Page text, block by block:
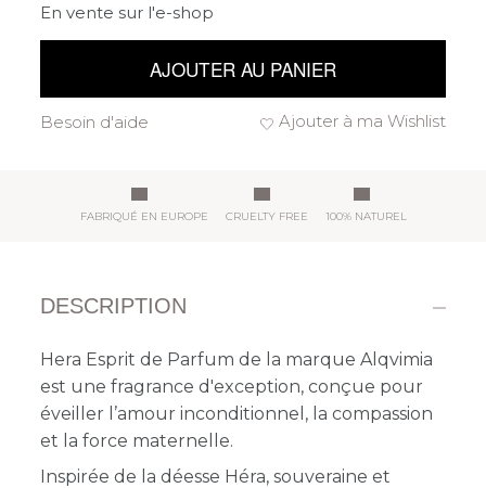
En vente sur l'e-shop
AJOUTER AU PANIER
Ajouter à ma Wishlist
Besoin d'aide
FABRIQUÉ EN EUROPE CRUELTY FREE 100% NATUREL
DESCRIPTION
Hera Esprit de Parfum de la marque Alqvimia
est une fragrance d'exception, conçue pour
éveiller l’amour inconditionnel, la compassion
et la force maternelle.
Inspirée de la déesse Héra, souveraine et